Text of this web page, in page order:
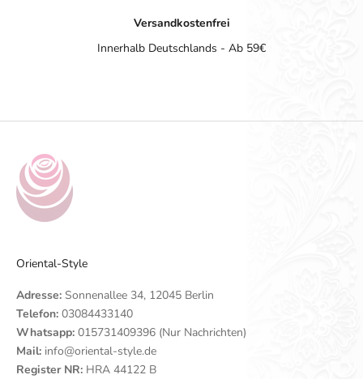
Versandkostenfrei
Innerhalb Deutschlands - Ab 59€
Oriental-Style
Adresse: Sonnenallee 34, 12045 Berlin
Telefon: 03084433140
Whatsapp: 015731409396 (Nur Nachrichten)
Mail: info@oriental-style.de
Register NR: HRA 44122 B